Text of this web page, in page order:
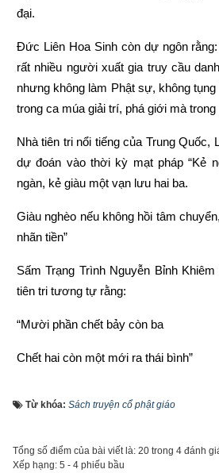
đại.
Đức Liên Hoa Sinh còn dự ngôn
rất nhiều người xuất gia truy cầu
nhưng không làm Phật sự, không
trong ca múa giải trí, phá giới mà
Nhà tiên tri nổi tiếng của Trung Quốc,
dự đoán vào thời kỳ mạt pháp “Kẻ
ngàn, kẻ giàu một vạn lưu hai ba.
Giàu nghèo nếu không hồi tâm
nhãn tiền”
Sấm Trạng Trình Nguyễn Bỉnh
tiên tri tương tự rằng:
“Mười phần chết bảy còn ba
Chết hai còn một mới ra thái bình”
được xem.
Trên đời có người hành Đại Thiện, gặp
an”
Từ khóa: Sách truyện cổ phật giáo
Tổng số điểm của bài viết là: 20 trong 4 đánh
Xếp hạng: 5 - 4 phiếu bầu